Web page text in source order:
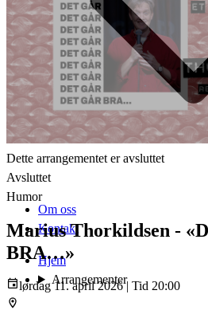
Om oss
Kontakt
Hjem
Arrangementer
Dette arrangementet er avsluttet
Avsluttet
Humor
Marius Thorkildsen -
BRA…»
lørdag 11. april 2026 | Tid 20:00